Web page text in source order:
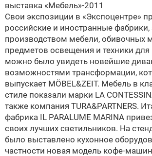
выставка «Мебель»-2011
Cвои экспозиции в «Экспоцентре»
российские и иностранные
производством мебели, обивочных
предметов освещения и техники для
можно было увидеть новейшие
возможностями трансформации,
выпускает MÖBEL&ZEIT. Мебель в
стиле показали марки LA
также компания TURA&PARTNERS.
фабрика IL PARALUME MARINA
своих лучших светильников. На
было выставлено кухонное
частности новая модель кофе-